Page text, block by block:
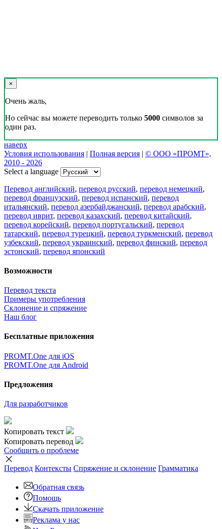
×
Очень жаль,
Но сейчас вы можете переводить только 5000 символов за
один раз.
наверх
Условия использования | Полная версия | © ООО «ПРОМТ»,
2010 - 2026
Select a language
Перевод английский, перевод русский, перевод немецкий,
перевод французский, перевод испанский, перевод
итальянский, перевод азербайджанский, перевод арабский,
перевод иврит, перевод казахский, перевод китайский,
перевод корейский, перевод португальский, перевод
татарский, перевод турецкий, перевод туркменский, перевод
узбекский, перевод украинский, перевод финский, перевод
эстонский, перевод японский
Возможности
Перевод текста
Примеры употребления
Склонение и спряжение
Наш блог
Бесплатные приложения
PROMT.One для iOS
PROMT.One для Android
Предложения
Для разработчиков
Копировать текст
Копировать перевод
Сообщить о проблеме
Перевод Контексты Спряжение и склонение Грамматика
Обратная связь
Помощь
Скачать приложение
Реклама у нас